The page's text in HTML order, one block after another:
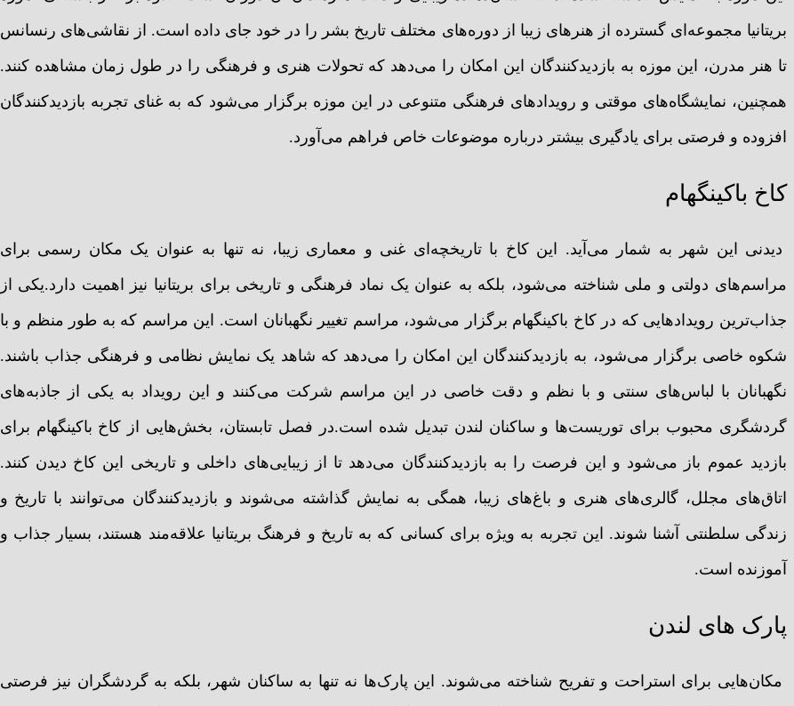
بریتانیا مجموعه‌ای گسترده از هنرهای زیبا از دوره‌های مختلف تاریخ بشر را در خود جای داده است. از نقاشی‌های رنسانس
تا هنر مدرن، این موزه به بازدیدکنندگان این امکان را می‌دهد که تحولات هنری و فرهنگی را در طول زمان مشاهده کنند.
همچنین، نمایشگاه‌های موقتی و رویدادهای فرهنگی متنوعی در این موزه برگزار می‌شود که به غنای تجربه بازدیدکنندگان
افزوده و فرصتی برای یادگیری بیشتر درباره موضوعات خاص فراهم می‌آورد.
کاخ باکینگهام
دیدنی این شهر به شمار می‌آید. این کاخ با تاریخچه‌ای غنی و معماری زیبا، نه تنها به عنوان یک مکان رسمی برای
مراسم‌های دولتی و ملی شناخته می‌شود، بلکه به عنوان یک نماد فرهنگی و تاریخی برای بریتانیا نیز اهمیت دارد.یکی از
جذاب‌ترین رویدادهایی که در کاخ باکینگهام برگزار می‌شود، مراسم تغییر نگهبانان است. این مراسم که به طور منظم و با
شکوه خاصی برگزار می‌شود، به بازدیدکنندگان این امکان را می‌دهد که شاهد یک نمایش نظامی و فرهنگی جذاب باشند.
نگهبانان با لباس‌های سنتی و با نظم و دقت خاصی در این مراسم شرکت می‌کنند و این رویداد به یکی از جاذبه‌های
گردشگری محبوب برای توریست‌ها و ساکنان لندن تبدیل شده است.در فصل تابستان، بخش‌هایی از کاخ باکینگهام برای
بازدید عموم باز می‌شود و این فرصت را به بازدیدکنندگان می‌دهد تا از زیبایی‌های داخلی و تاریخی این کاخ دیدن کنند.
اتاق‌های مجلل، گالری‌های هنری و باغ‌های زیبا، همگی به نمایش گذاشته می‌شوند و بازدیدکنندگان می‌توانند با تاریخ و
زندگی سلطنتی آشنا شوند. این تجربه به ویژه برای کسانی که به تاریخ و فرهنگ بریتانیا علاقه‌مند هستند، بسیار جذاب و
آموزنده است.
پارک های لندن
مکان‌هایی برای استراحت و تفریح شناخته می‌شوند. این پارک‌ها نه تنها به ساکنان شهر، بلکه به گردشگران نیز فرصتی